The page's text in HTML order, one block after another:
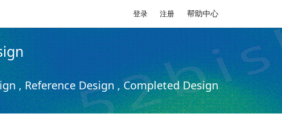
登录 注册 帮助中心
, Reference Design , Completed Design